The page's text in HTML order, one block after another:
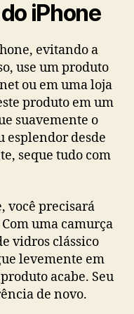
iPhone
evitando a
use um produto
ou em uma loja
produto em um
suavemente o
esplendor desde
seque tudo com
você precisará
uma camurça
vidros clássico
levemente em
acabe. Seu
de novo.